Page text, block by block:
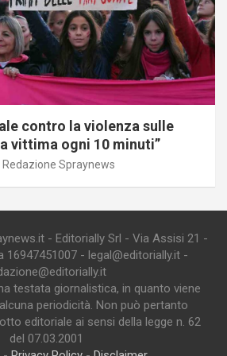
contro la violenza sulle
vittima ogni 10 minuti”
Redazione Spraynews
- Editorially Srl - Via Assisi 21 -
16947451007 - legal@editorially.it -
testata giornalistica, in quanto viene
periodicità. Non può pertanto
editoriale ai sensi della legge n. 62
del 07.03.2001